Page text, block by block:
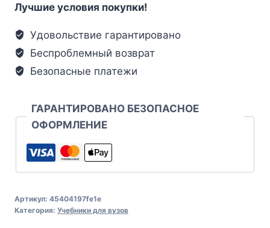
Лучшие условия покупки!
Удовольствие гарантировано
Беспроблемный возврат
Безопасные платежи
ГАРАНТИРОВАНО БЕЗОПАСНОЕ
ОФОРМЛЕНИЕ
Артикул: 45404197fe1e
Категория: Учебники для вузов